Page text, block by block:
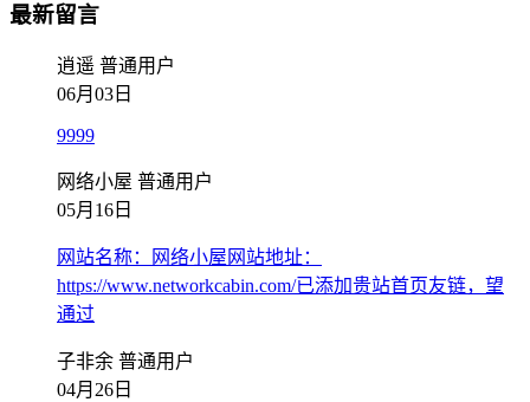
最新留言
逍遥 普通用户
06月03日
9999
网络小屋 普通用户
05月16日
网站名称：网络小屋网站地址：
https://www.networkcabin.com/已添加贵站首页友链，望
通过
子非余 普通用户
04月26日